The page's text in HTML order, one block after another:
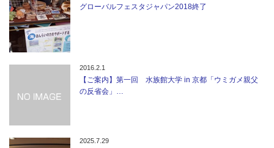
グローバルフェスタジャパン2018終了
2016.2.1
【ご案内】第一回 水族館大学 in 京都「ウミガメ親父
の反省会」…
2025.7.29